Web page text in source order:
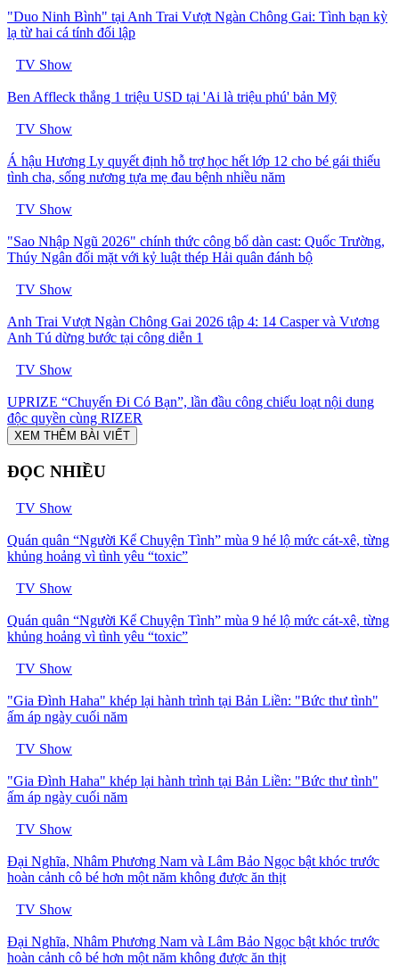
"Duo Ninh Bình" tại Anh Trai Vượt Ngàn Chông Gai: Tình bạn kỳ
lạ từ hai cá tính đối lập
TV Show
Ben Affleck thắng 1 triệu USD tại 'Ai là triệu phú' bản Mỹ
TV Show
Á hậu Hương Ly quyết định hỗ trợ học hết lớp 12 cho bé gái thiếu
tình cha, sống nương tựa mẹ đau bệnh nhiều năm
TV Show
"Sao Nhập Ngũ 2026" chính thức công bố dàn cast: Quốc Trường,
Thúy Ngân đối mặt với kỷ luật thép Hải quân đánh bộ
TV Show
Anh Trai Vượt Ngàn Chông Gai 2026 tập 4: 14 Casper và Vương
Anh Tú dừng bước tại công diễn 1
TV Show
UPRIZE “Chuyến Đi Có Bạn”, lần đầu công chiếu loạt nội dung
độc quyền cùng RIZER
XEM THÊM BÀI VIẾT
ĐỌC NHIỀU
TV Show
Quán quân “Người Kể Chuyện Tình” mùa 9 hé lộ mức cát-xê, từng
khủng hoảng vì tình yêu “toxic”
TV Show
Quán quân “Người Kể Chuyện Tình” mùa 9 hé lộ mức cát-xê, từng
khủng hoảng vì tình yêu “toxic”
TV Show
"Gia Đình Haha" khép lại hành trình tại Bản Liền: "Bức thư tình"
ấm áp ngày cuối năm
TV Show
"Gia Đình Haha" khép lại hành trình tại Bản Liền: "Bức thư tình"
ấm áp ngày cuối năm
TV Show
Đại Nghĩa, Nhâm Phương Nam và Lâm Bảo Ngọc bật khóc trước
hoàn cảnh cô bé hơn một năm không được ăn thịt
TV Show
Đại Nghĩa, Nhâm Phương Nam và Lâm Bảo Ngọc bật khóc trước
hoàn cảnh cô bé hơn một năm không được ăn thịt